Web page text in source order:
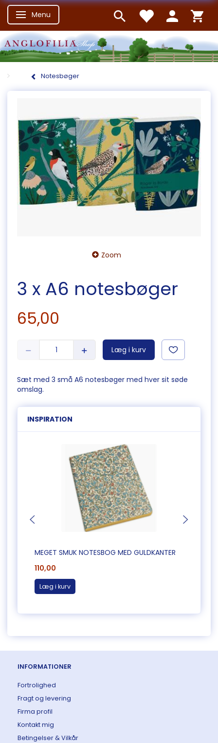
Skifte navigation
Menu
Notesbøger
Zoom
3 x A6 notesbøger
65,00
Læg i kurv
Sæt med 3 små A6 notesbøger med hver sit søde
omslag.
INSPIRATION
MEGET SMUK NOTESBOG MED GULDKANTER
110,00
Læg i kurv
INFORMATIONER
Fortrolighed
Fragt og levering
Firma profil
Kontakt mig
Betingelser & Vilkår